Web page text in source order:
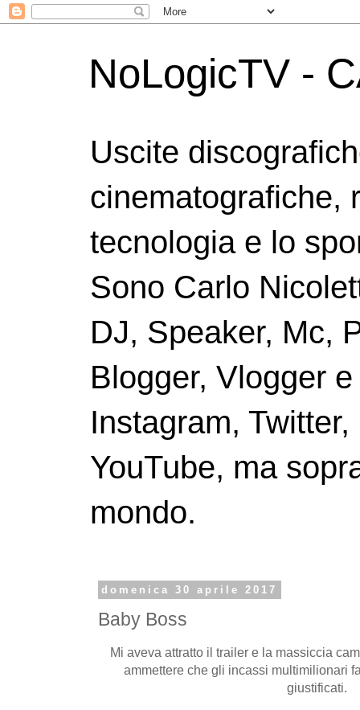
NoLogicTV -
Uscite
cinematografiche,
tecnologia e lo
Sono Carlo
DJ, Speaker, Mc,
Blogger, Vlogger
Instagram,
YouTube, ma
mondo.
domenica 30 aprile 2017
Baby Boss
Mi aveva attratto il trailer e la massiccia
ammettere che gli incassi multimilionari
giustificati.